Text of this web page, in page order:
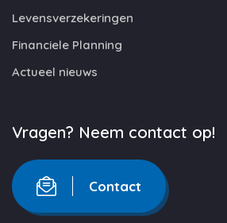
Levensverzekeringen
Financiele Planning
Actueel nieuws
Vragen? Neem contact op!
Contact